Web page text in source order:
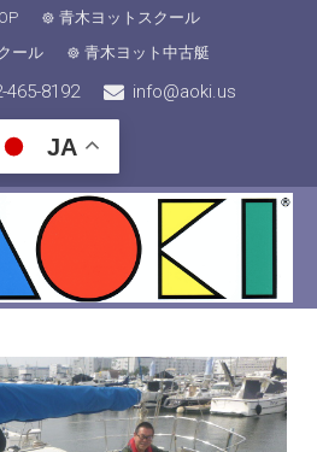
青木ヨットスクール
ール
青木ヨット中古艇
465-8192 info@aoki.us
JA